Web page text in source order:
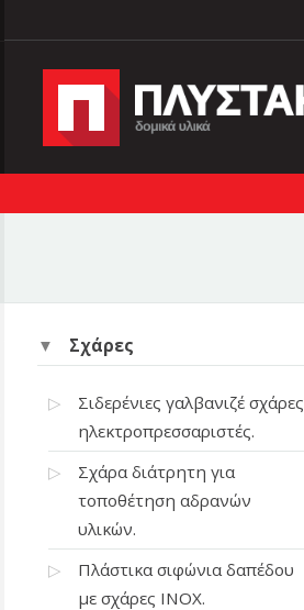
Σχάρες
Σιδερένιες γαλβανιζέ σχάρες
ηλεκτροπρεσσαριστές.
Σχάρα διάτρητη για
τοποθέτηση αδρανών
υλικών.
Πλάστικα σιφώνια δαπέδου
με σχάρες ΙΝΟΧ.